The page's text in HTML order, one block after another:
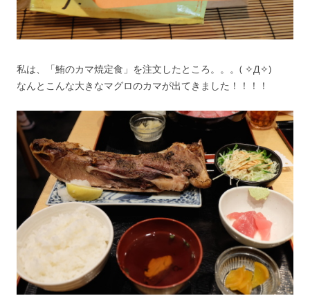
私は、「鮪のカマ焼定食」を注文したところ。。。( ✧Д✧)
なんとこんな大きなマグロのカマが出てきました！！！！